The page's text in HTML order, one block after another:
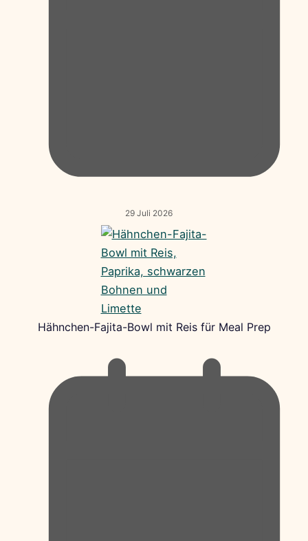
29 Juli 2026
Hähnchen-Fajita-Bowl mit Reis für Meal Prep